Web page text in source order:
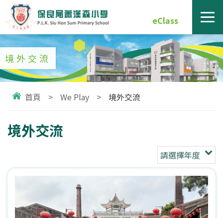
eClass
境外交流
首頁 > We Play > 境外交流
境外交流
請選擇年度